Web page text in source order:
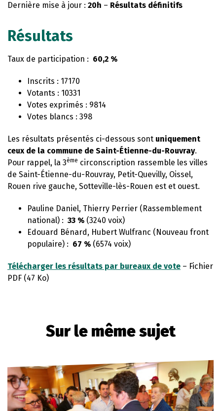
Dernière mise à jour : 20h – Résultats définitifs
Résultats
Taux de participation : 60,2 %
Inscrits : 17170
Votants : 10331
Votes exprimés : 9814
Votes blancs : 398
Les résultats présentés ci-dessous sont uniquement
ceux de la commune de Saint-Étienne-du-Rouvray.
Pour rappel, la 3ème circonscription rassemble les villes
de Saint-Étienne-du-Rouvray, Petit-Quevilly, Oissel,
Rouen rive gauche, Sotteville-lès-Rouen est et ouest.
Pauline Daniel, Thierry Perrier (Rassemblement
national) : 33 % (3240 voix)
Edouard Bénard, Hubert Wulfranc (Nouveau front
populaire) : 67 % (6574 voix)
Télécharger les résultats par bureaux de vote – Fichier
PDF (47 Ko)
Sur le même sujet